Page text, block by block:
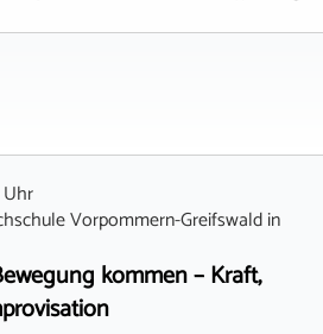
Vorpommern-Greifswaldin
kommen – Kraft,